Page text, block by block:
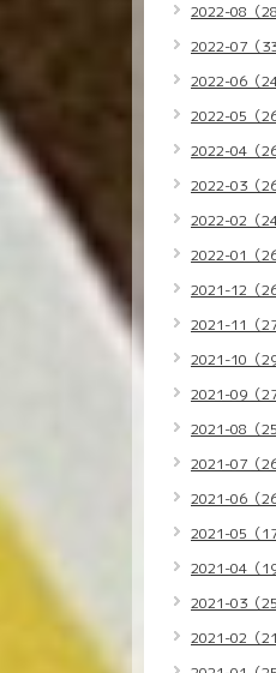
2022-08（28
2022-07（33
2022-06（24
2022-05（26
2022-04（26
2022-03（26
2022-02（24
2022-01（26
2021-12（26
2021-11（27
2021-10（29
2021-09（27
2021-08（25
2021-07（26
2021-06（26
2021-05（17
2021-04（19
2021-03（25
2021-02（21